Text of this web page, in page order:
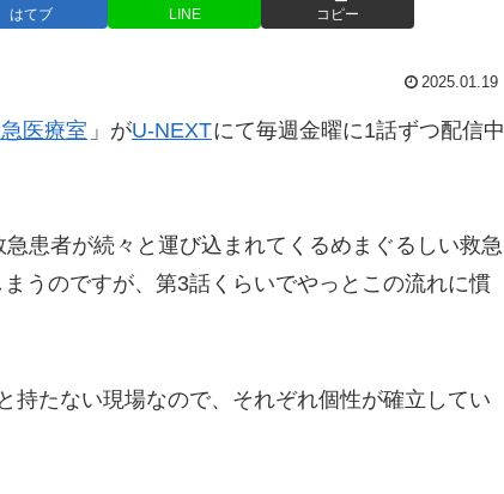
はてブ LINE コピー
2025.01.19
医療室 」がU-NEXTにて毎週金曜に1話ずつ配信中
患者が続々と運び込まれてくるめまぐるしい救急
うのですが、第3話くらいでやっとこの流れに慣
持たない現場なので、それぞれ個性が確立してい